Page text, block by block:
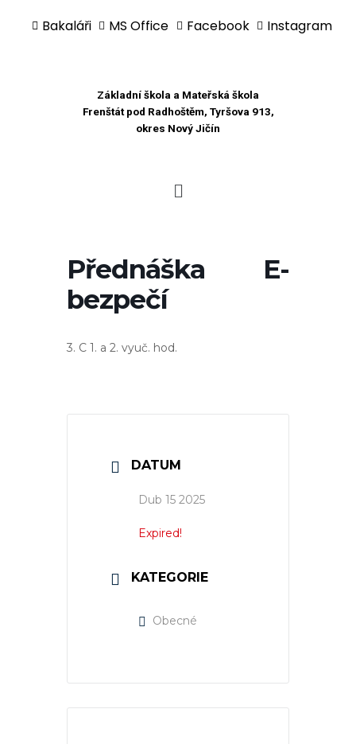
Bakaláři MS Office Facebook Instagram
Základní škola a Mateřská škola
Frenštát pod Radhoštěm, Tyršova 913,
okres Nový Jičín
Přednáška E-
bezpečí
3. C 1. a 2. vyuč. hod.
DATUM
Dub 15 2025
Expired!
KATEGORIE
Obecné